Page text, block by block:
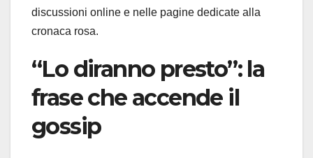
discussioni online e nelle pagine dedicate alla
cronaca rosa.
“Lo diranno presto”: la
frase che accende il
gossip